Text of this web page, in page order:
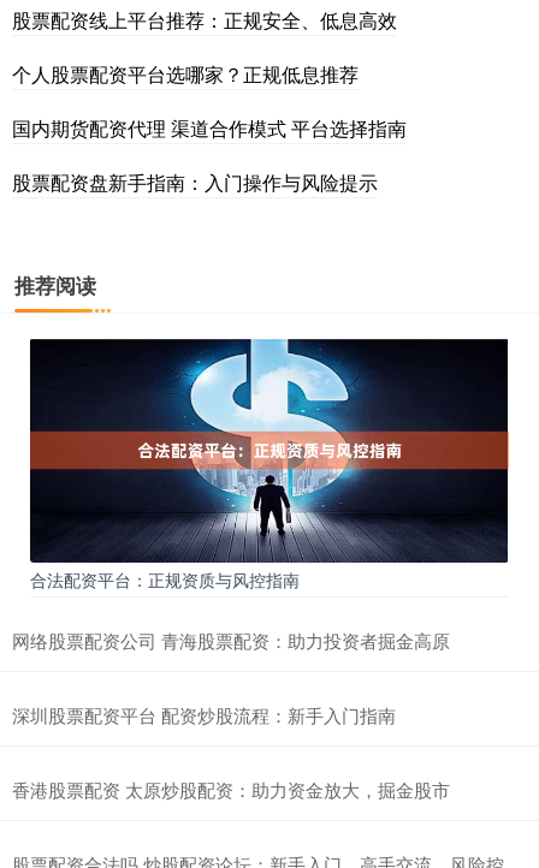
股票配资线上平台推荐：正规安全、低息高效
个人股票配资平台选哪家？正规低息推荐
国内期货配资代理 渠道合作模式 平台选择指南
股票配资盘新手指南：入门操作与风险提示
推荐阅读
合法配资平台：正规资质与风控指南
网络股票配资公司 青海股票配资：助力投资者掘金高原
深圳股票配资平台 配资炒股流程：新手入门指南
香港股票配资 太原炒股配资：助力资金放大，掘金股市